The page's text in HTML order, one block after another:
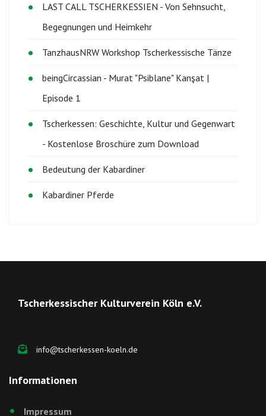
LAST CALL TSCHERKESSIEN - Von Sehnsucht,
Begegnungen und Heimkehr
TanzhausNRW Workshop Tscherkessische Tänze
beingCircassian - Murat "Psiblane" Kanşat |
Episode 1
Tscherkessen: Geschichte, Kultur und Gegenwart
- Kostenlose Broschüre zum Download
Bedeutung der Kabardiner
Kabardiner Pferde
Tscherkessischer Kulturverein Köln e.V.
info@tscherkessen-koeln.de
Informationen
Impressum